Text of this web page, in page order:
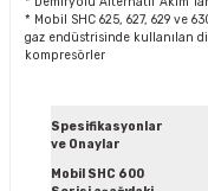
* Mobil SHC 625, 627, 629 ve
gaz endüstrisinde kullanılan
kompresörler
Spesifikasyonlar
ve Onaylar
Mobil SHC 600